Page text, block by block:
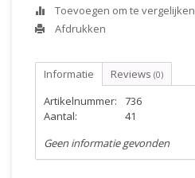
Toevoegen om te vergelijken
Afdrukken
Informatie Reviews (0)
Artikelnummer:
736
Aantal:
41
Geen informatie gevonden